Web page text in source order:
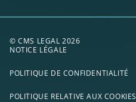
© CMS LEGAL 2026
NOTICE LÉGALE
POLITIQUE DE CONFIDENTIALITÉ
POLITIQUE RELATIVE AUX COOKIES